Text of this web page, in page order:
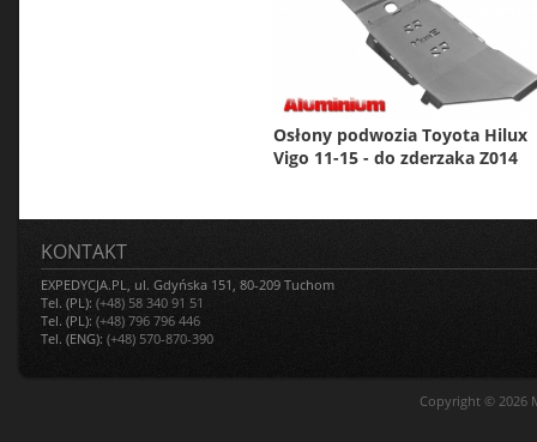
Osłony podwozia Toyota Hilux
Vigo 11-15 - do zderzaka Z014
KONTAKT
EXPEDYCJA.PL, ul. Gdyńska 151, 80-209 Tuchom
Tel. (PL): (+48) 58 340 91 51
Tel. (PL): (+48) 796 796 446
Tel. (ENG): (+48) 570-870-390
Copyright © 2026